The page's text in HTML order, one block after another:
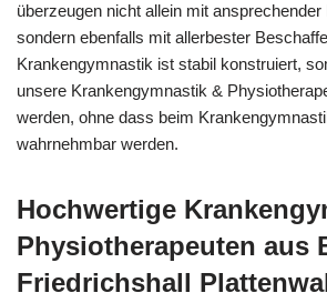
überzeugen nicht allein mit ansprechender
sondern ebenfalls mit allerbester
Krankengymnastik ist stabil konstruiert,
unsere Krankengymnastik &
werden, ohne dass beim
wahrnehmbar werden.
Hochwertige
Physiotherapeuten aus
Friedrichshall